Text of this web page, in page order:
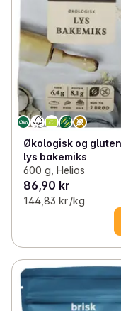
Økologisk og
lys bakemiks
600 g, Helios
86,90 kr
144,83 kr /kg